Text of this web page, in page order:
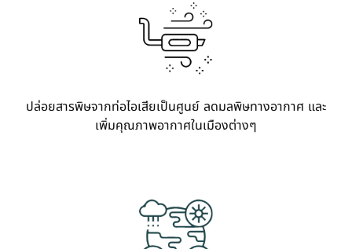
ปล่อยสารพิษจากท่อไอเสียเป็นศูนย์ ลดมลพิษทางอากาศ และ
เพิ่มคุณภาพอากาศในเมืองต่างๆ